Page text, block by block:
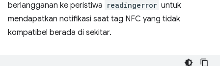
berlangganan ke peristiwa readingerror untuk
mendapatkan notifikasi saat tag NFC yang tidak
kompatibel berada di sekitar.